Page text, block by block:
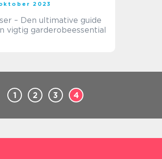
2023
– Den ultimative guide
vigtig garderobeessential
1 2 3 4